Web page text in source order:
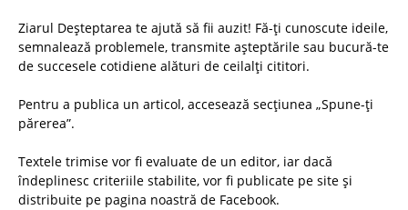
Ziarul Deșteptarea te ajută să fii auzit! Fă-ți cunoscute ideile,
semnalează problemele, transmite așteptările sau bucură-te
de succesele cotidiene alături de ceilalți cititori.
Pentru a publica un articol, accesează secțiunea „Spune-ți
părerea”.
Textele trimise vor fi evaluate de un editor, iar dacă
îndeplinesc criteriile stabilite, vor fi publicate pe site și
distribuite pe pagina noastră de Facebook.